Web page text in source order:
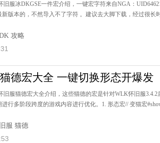
旧服冰DKGSE一件宏介绍，一键宏字符来自NGA：
版本的，不然导入不了字符 。建议去大脚下载，经过很长
攻略
德宏大全 一键切换形态开爆发
旧服猫德宏大全介绍，这些猫德的宏是针对WLK怀旧服
行多阶段跨度的游戏内容进行优化。1. 形态宏// 变猫宏
服 猫德